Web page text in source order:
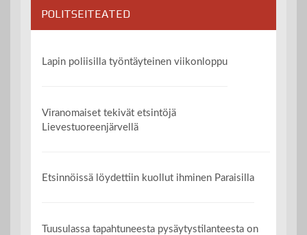
POLITSEITEATED
Lapin poliisilla työntäyteinen viikonloppu
Viranomaiset tekivät etsintöjä
Lievestuoreenjärvellä
Etsinnöissä löydettiin kuollut ihminen Paraisilla
Tuusulassa tapahtuneesta pysäytystilanteesta on